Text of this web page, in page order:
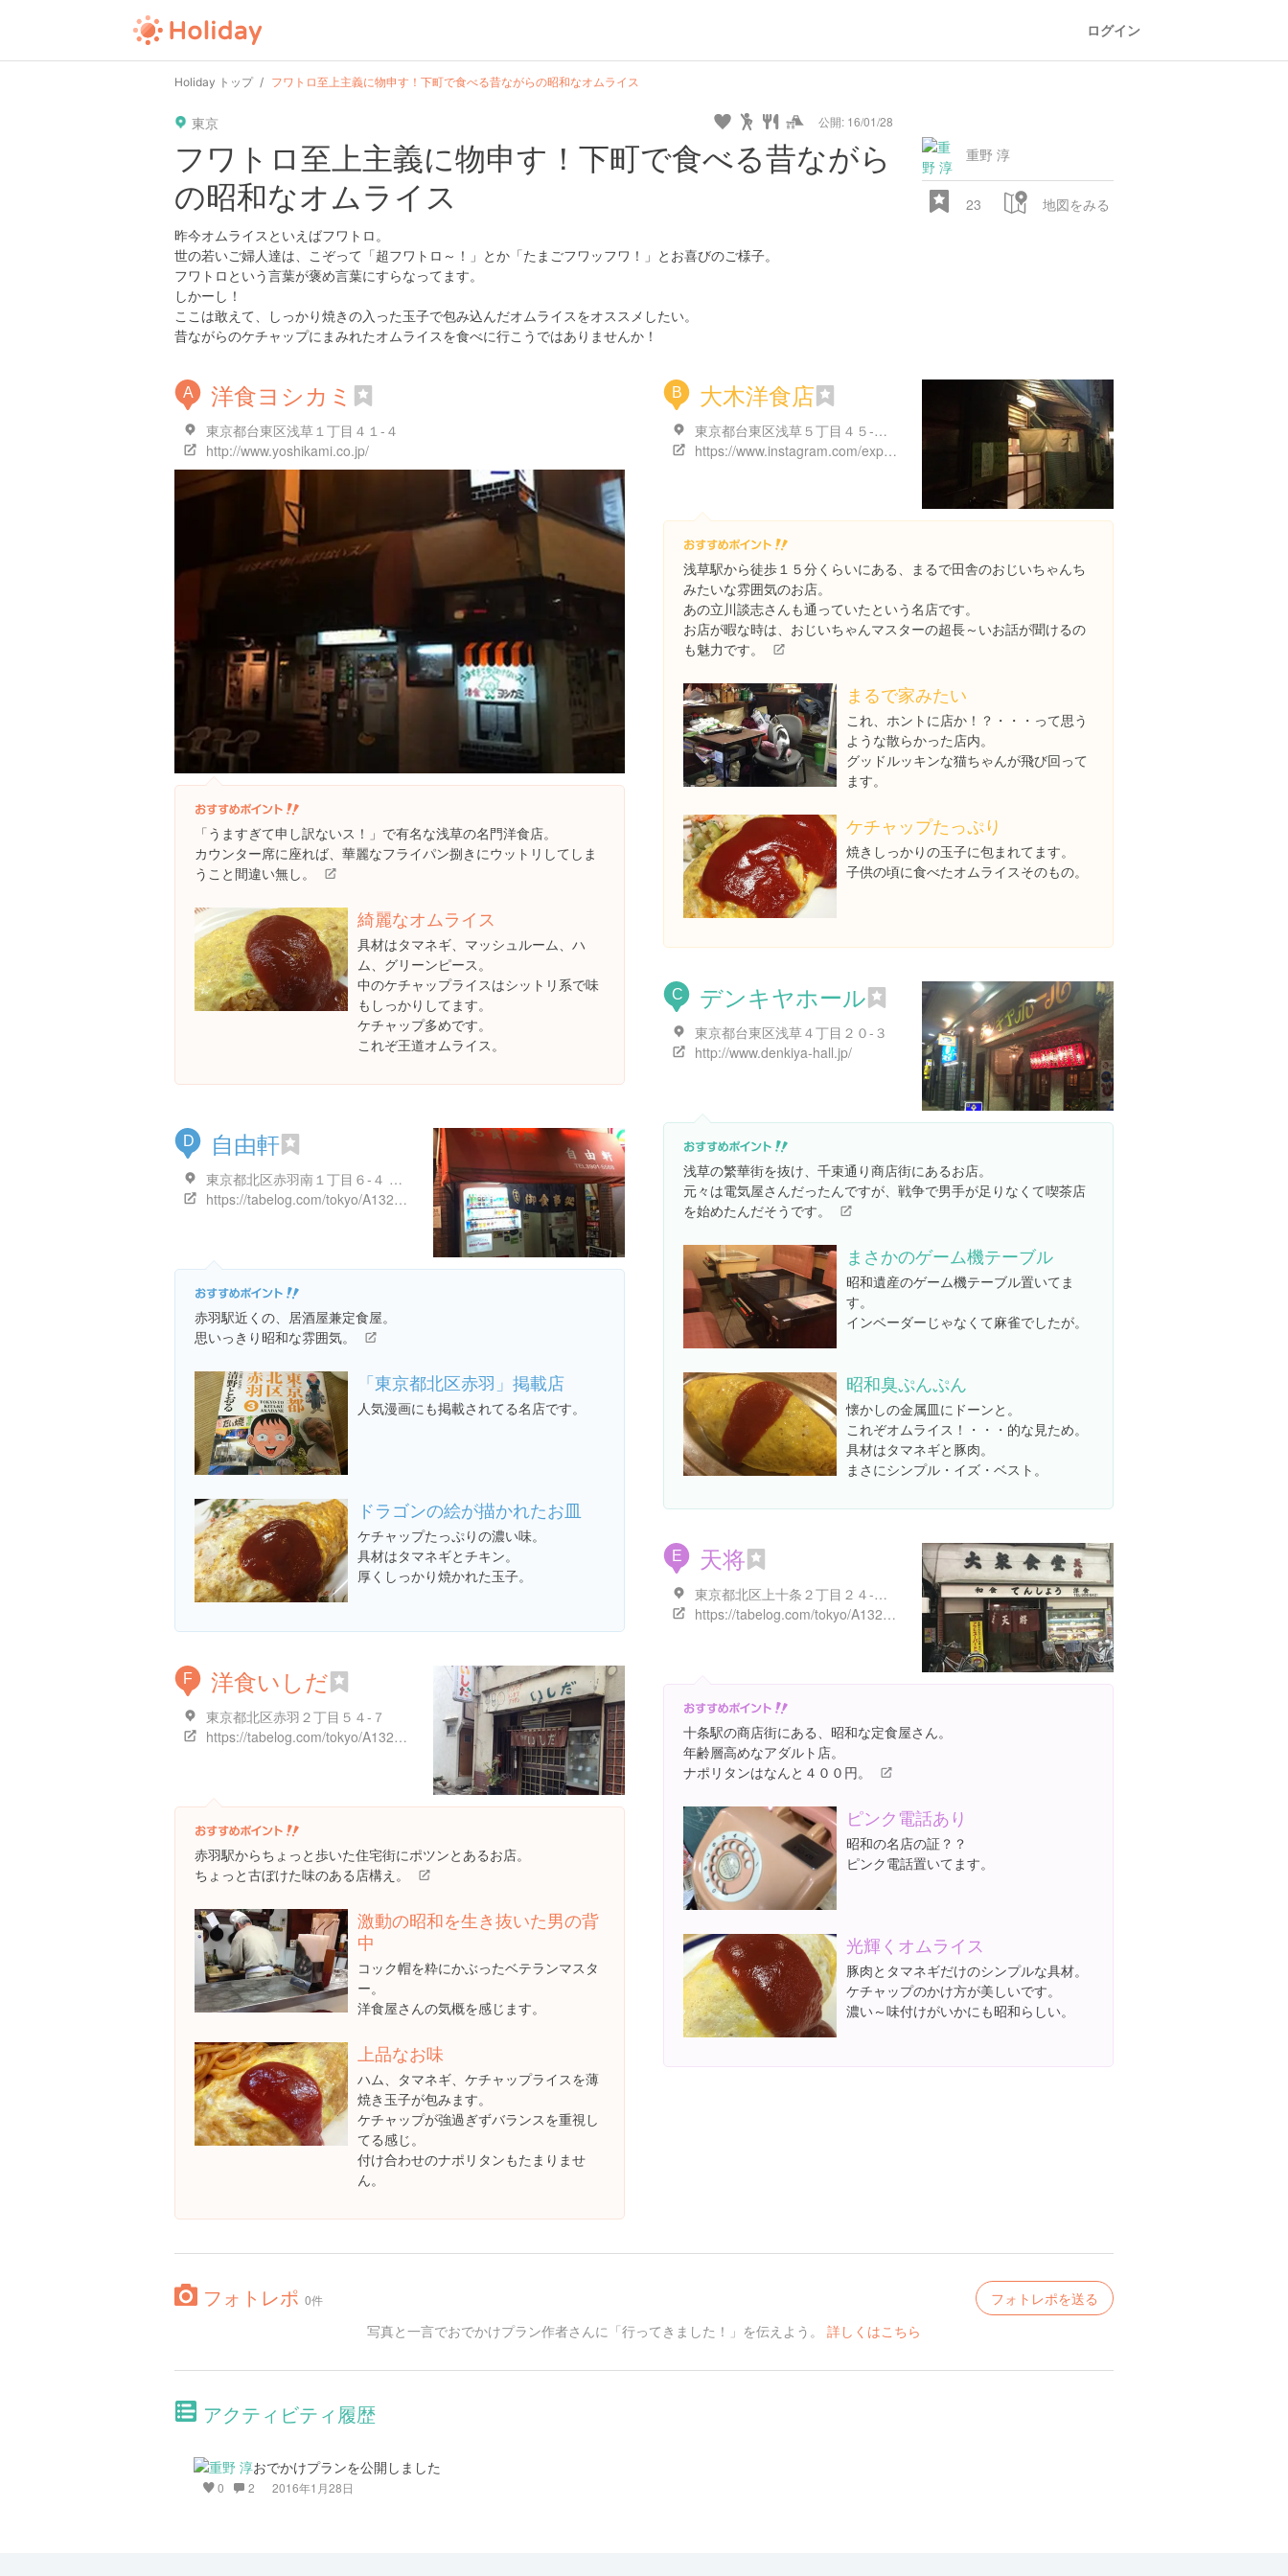
ログイン
Holiday トップ フワトロ至上主義に物申す！下町で食べる昔ながらの昭和なオムライス
東京 公開: 16/01/28
user
hyogo
pin time url guide type star camera settings profile print rank
フワトロ至上主義に物申す！下町で食べる昔ながら
の昭和なオムライス
昨今オムライスといえばフワトロ。
世の若いご婦人達は、こぞって「超フワトロ～！」とか「たまごフワッフワ！」とお喜びのご様子。
フワトロという言葉が褒め言葉にすらなってます。
しかーし！
ここは敢えて、しっかり焼きの入った玉子で包み込んだオムライスをオススメしたい。
昔ながらのケチャップにまみれたオムライスを食べに行こうではありませんか！
重野 淳
23 地図をみる
A 洋食ヨシカミ
東京都台東区浅草１丁目４１-４
http://www.yoshikami.co.jp/
「うますぎて申し訳ないス！」で有名な浅草の名門洋食店。
カウンター席に座れば、華麗なフライパン捌きにウットリしてしま
うこと間違い無し。
綺麗なオムライス
具材はタマネギ、マッシュルーム、ハ
ム、グリーンピース。
中のケチャップライスはシットリ系で味
もしっかりしてます。
ケチャップ多めです。
これぞ王道オムライス。
B 大木洋食店
東京都台東区浅草５丁目４５-１３
https://www.instagram.com/explore/locations/5312241
浅草駅から徒歩１５分くらいにある、まるで田舎のおじいちゃんち
みたいな雰囲気のお店。
あの立川談志さんも通っていたという名店です。
お店が暇な時は、おじいちゃんマスターの超長～いお話が聞けるの
も魅力です。
まるで家みたい
これ、ホントに店か！？・・・って思う
ような散らかった店内。
グッドルッキンな猫ちゃんが飛び回って
ます。
ケチャップたっぷり
焼きしっかりの玉子に包まれてます。
子供の頃に食べたオムライスそのもの。
C デンキヤホール
東京都台東区浅草４丁目２０-３
http://www.denkiya-hall.jp/
浅草の繁華街を抜け、千束通り商店街にあるお店。
元々は電気屋さんだったんですが、戦争で男手が足りなくて喫茶店
を始めたんだそうです。
まさかのゲーム機テーブル
昭和遺産のゲーム機テーブル置いてま
す。
インベーダーじゃなくて麻雀でしたが。
昭和臭ぷんぷん
懐かしの金属皿にドーンと。
これぞオムライス！・・・的な見ため。
具材はタマネギと豚肉。
まさにシンプル・イズ・ベスト。
D 自由軒
東京都北区赤羽南１丁目６-４ 赤羽南口共同ビル
https://tabelog.com/tokyo/A1323/A132305/13062616/
赤羽駅近くの、居酒屋兼定食屋。
思いっきり昭和な雰囲気。
「東京都北区赤羽」掲載店
人気漫画にも掲載されてる名店です。
ドラゴンの絵が描かれたお皿
ケチャップたっぷりの濃い味。
具材はタマネギとチキン。
厚くしっかり焼かれた玉子。
E 天将
東京都北区上十条２丁目２４-１２
https://tabelog.com/tokyo/A1323/A132304/13054586/
十条駅の商店街にある、昭和な定食屋さん。
年齢層高めなアダルト店。
ナポリタンはなんと４００円。
ピンク電話あり
昭和の名店の証？？
ピンク電話置いてます。
光輝くオムライス
豚肉とタマネギだけのシンプルな具材。
ケチャップのかけ方が美しいです。
濃い～味付けがいかにも昭和らしい。
F 洋食いしだ
東京都北区赤羽２丁目５４-７
https://tabelog.com/tokyo/A1323/A132305/13057434/
赤羽駅からちょっと歩いた住宅街にポツンとあるお店。
ちょっと古ぼけた味のある店構え。
激動の昭和を生き抜いた男の背
中
コック帽を粋にかぶったベテランマスタ
ー。
洋食屋さんの気概を感じます。
上品なお味
ハム、タマネギ、ケチャップライスを薄
焼き玉子が包みます。
ケチャップが強過ぎずバランスを重視し
てる感じ。
付け合わせのナポリタンもたまりませ
ん。
フォトレポ 0件
フォトレポを送る
写真と一言でおでかけプラン作者さんに「行ってきました！」を伝えよう。 詳しくはこちら
アクティビティ履歴
おでかけプランを公開しました
0 2 2016年1月28日